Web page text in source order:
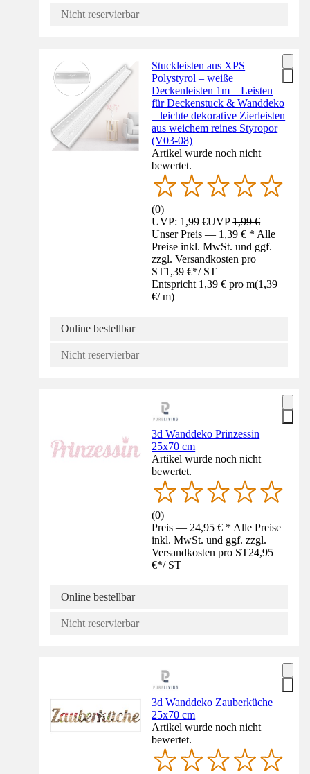
Nicht reservierbar
Stuckleisten aus XPS
Polystyrol – weiße
Deckenleisten 1m – Leisten
für Deckenstuck & Wanddeko
– leichte dekorative Zierleisten
aus weichem reines Styropor
(V03-08)
Artikel wurde noch nicht
bewertet.
(0)
UVP: 1,99 €UVP1,99 €
Unser Preis — 1,39 € * Alle
Preise inkl. MwSt. und ggf.
zzgl. Versandkosten pro
ST1,39 €*/ ST
Entspricht 1,39 € pro m(1,39
€/ m)
Online bestellbar
Nicht reservierbar
3d Wanddeko Prinzessin
25x70 cm
Artikel wurde noch nicht
bewertet.
(0)
Preis — 24,95 € * Alle Preise
inkl. MwSt. und ggf. zzgl.
Versandkosten pro ST24,95
€*/ ST
Online bestellbar
Nicht reservierbar
3d Wanddeko Zauberküche
25x70 cm
Artikel wurde noch nicht
bewertet.